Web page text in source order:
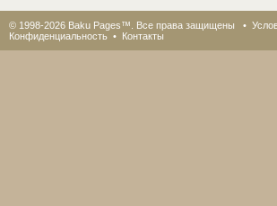
© 1998-2026 Baku Pages™. Все права защищены •
Конфиденциальность • Контакты